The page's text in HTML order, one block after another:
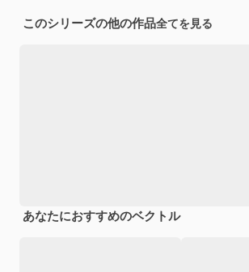
このシリーズの他の作品全てを見る
あなたにおすすめのベクトル